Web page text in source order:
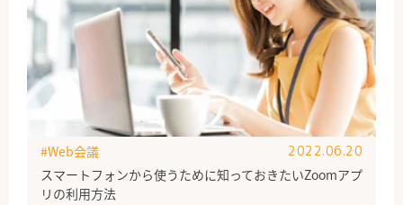
スマートフォンから使うために知っておきたいZoomアプ
リの利用方法
#Web会議 2022.06.20